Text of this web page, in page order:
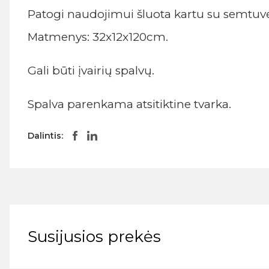
Patogi naudojimui šluota kartu su
Matmenys: 32x12x120cm.
Gali būti įvairių spalvų.
Spalva parenkama atsitiktine tvarka.
Dalintis:
Susijusios prekės